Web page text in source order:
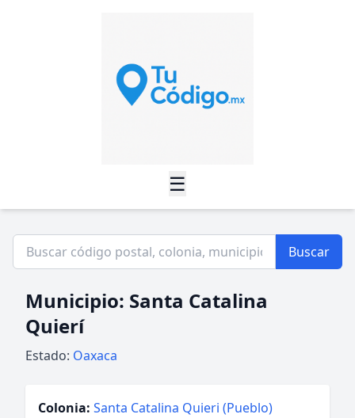
☰
Buscar
Municipio: Santa Catalina
Quierí
Estado: Oaxaca
Colonia: Santa Catalina Quieri (Pueblo)